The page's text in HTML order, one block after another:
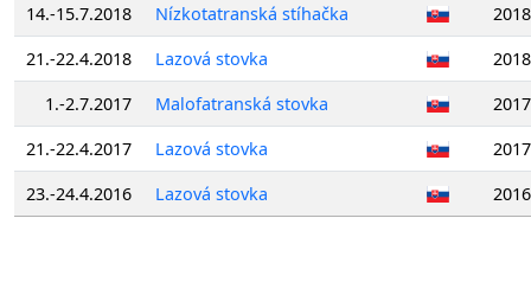
14.-15.7.2018
Nízkotatranská stíhačka
2018
21.-22.4.2018
Lazová stovka
2018
1.-2.7.2017
Malofatranská stovka
2017
21.-22.4.2017
Lazová stovka
2017
23.-24.4.2016
Lazová stovka 2016